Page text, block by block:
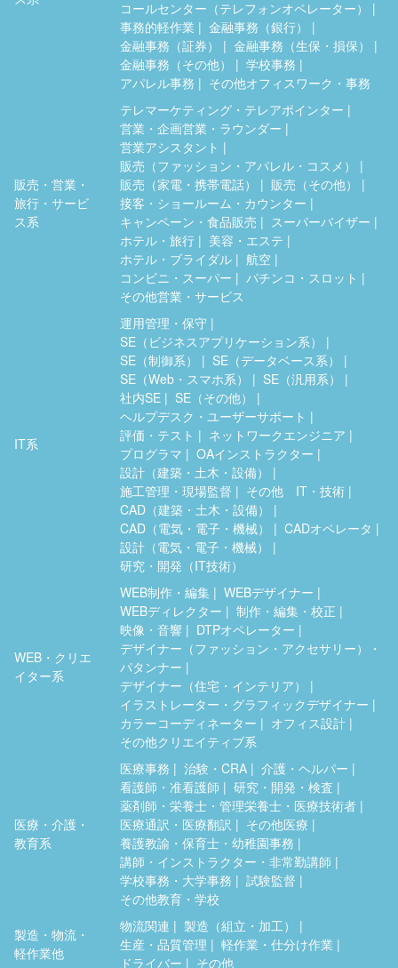
コールセンター（テレフォンオペレーター）
事務的軽作業
金融事務（銀行）
金融事務（証券）
金融事務（生保・損保）
金融事務（その他）
学校事務
アパレル事務
その他オフィスワーク・事務
販売・営業・
旅行・サービ
ス系
テレマーケティング・テレアポインター
営業・企画営業・ラウンダー
営業アシスタント
販売（ファッション・アパレル・コスメ）
販売（家電・携帯電話）
販売（その他）
接客・ショールーム・カウンター
キャンペーン・食品販売
スーパーバイザー
ホテル・旅行
美容・エステ
ホテル・ブライダル
航空
コンビニ・スーパー
パチンコ・スロット
その他営業・サービス
IT系
運用管理・保守
SE（ビジネスアプリケーション系）
SE（制御系）
SE（データベース系）
SE（Web・スマホ系）
SE（汎用系）
社内SE
SE（その他）
ヘルプデスク・ユーザーサポート
評価・テスト
ネットワークエンジニア
プログラマ
OAインストラクター
設計（建築・土木・設備）
施工管理・現場監督
その他 IT・技術
CAD（建築・土木・設備）
CAD（電気・電子・機械）
CADオペレータ
設計（電気・電子・機械）
研究・開発（IT技術）
WEB・クリエ
イター系
WEB制作・編集
WEBデザイナー
WEBディレクター
制作・編集・校正
映像・音響
DTPオペレーター
デザイナー（ファッション・アクセサリー）・
パタンナー
デザイナー（住宅・インテリア）
イラストレーター・グラフィックデザイナー
カラーコーディネーター
オフィス設計
その他クリエイティブ系
医療・介護・
教育系
医療事務 治験・CRA
介護・ヘルパー
看護師・准看護師
研究・開発・検査
薬剤師・栄養士・管理栄養士・医療技術者
医療通訳・医療翻訳
その他医療
養護教諭・保育士・幼稚園事務
講師・インストラクター・非常勤講師
学校事務・大学事務
試験監督
その他教育・学校
製造・物流・
軽作業他
物流関連
製造（組立・加工）
生産・品質管理
軽作業・仕分け作業
ドライバー
その他